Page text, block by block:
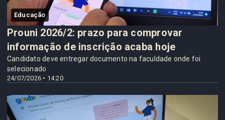
Educação
24/07/2026 • 14:20
Prouni 2026/2: prazo para comprovar
informação de inscrição acaba hoje
Candidato deve entregar documento na faculdade onde foi
selecionado